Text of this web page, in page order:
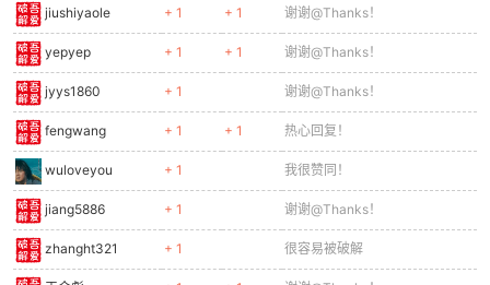
jiushiyaole + 1 + 1 谢谢@Thanks！
yepyep + 1 + 1 谢谢@Thanks！
jyys1860 + 1 谢谢@Thanks！
fengwang + 1 + 1 热心回复！
wuloveyou + 1 我很赞同！
jiang5886 + 1 谢谢@Thanks！
zhanght321 + 1 很容易被破解